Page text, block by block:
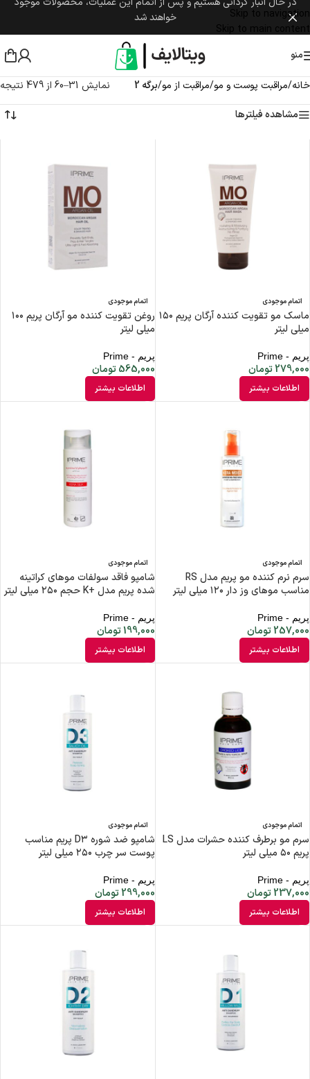
Skip to navigation
Skip to main content
خواهند شد
منو
خانه/مراقبت پوست و مو/مراقبت از مو/برگه 2
نمایش 31–60 از 479 نتیجه
مشاهده فیلترها
اتمام موجودی
ماسک مو تقویت کننده آرگان پریم ۱۵۰
میلی لیتر
پریم - Prime
279,000تومان
اطلاعات بیشتر
اتمام موجودی
روغن تقویت کننده مو آرگان پریم ۱۰۰
میلی لیتر
پریم - Prime
565,000 تومان
اطلاعات بیشتر
اتمام موجودی
سرم نرم کننده مو پریم مدل RS
مناسب موهای وز دار ۱۲۰ میلی لیتر
پریم - Prime
257,000تومان
اطلاعات بیشتر
اتمام موجودی
شامپو فاقد سولفات موهای کراتینه
شده پریم مدل +K حجم ۲۵۰ میلی لیتر
پریم - Prime
199,000تومان
اطلاعات بیشتر
اتمام موجودی
سرم مو برطرف کننده حشرات مدل LS
پریم ۵۰ میلی لیتر
پریم - Prime
237,000تومان
اطلاعات بیشتر
اتمام موجودی
شامپو ضد شوره D۳ پریم مناسب
پوست سر چرب ۲۵۰ میلی لیتر
پریم - Prime
299,000 تومان
اطلاعات بیشتر